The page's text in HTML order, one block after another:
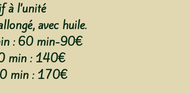
à l’unité
avec huile.
: 60 min-90€
min : 140€
min : 170€